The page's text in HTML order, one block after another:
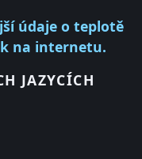
údaje o teplotě
na internetu.
JAZYCÍCH